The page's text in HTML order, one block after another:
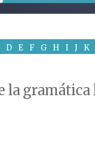
D E F G H I J K
la